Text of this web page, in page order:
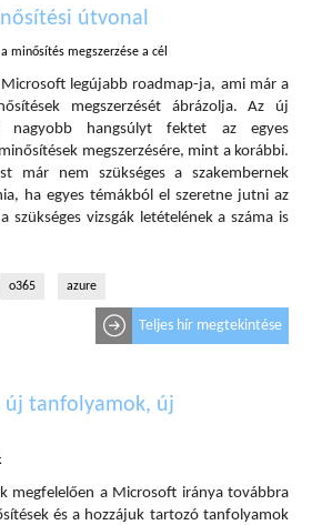
útvonal
minősítés megszerzése a cél
legújabb roadmap-ja, ami már a
megszerzését ábrázolja. Az új
nagyobb hangsúlyt fektet az egyes
megszerzésére, mint a korábbi.
már nem szükséges a szakembernek
ha egyes témákból el szeretne jutni az
szükséges vizsgák letételének a száma is
o365 azure
Teljes hír megtekintése
új tanfolyamok, új
megfelelően a Microsoft iránya továbbra
és a hozzájuk tartozó tanfolyamok